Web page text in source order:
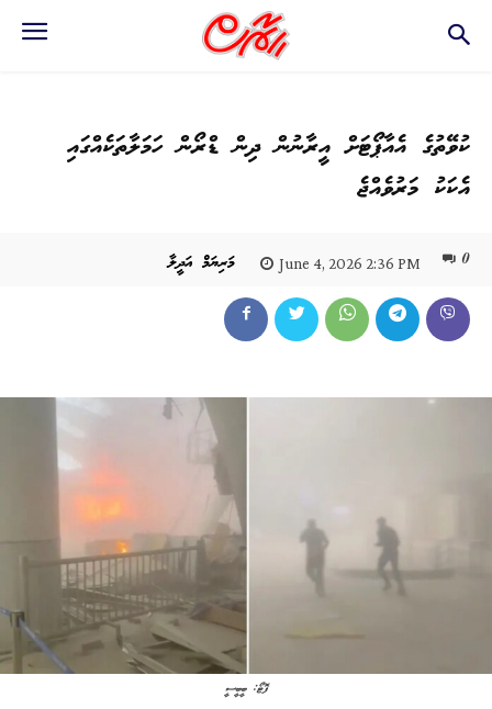
ކުވޭތުގެ އެއާޕޯޓަށް އީރާނުން ދިން ޑްރޯން ހަމަލާތަކެއްގައި
އެކަކު މަރުވެއްޖެ
މަރިޔަމް އަދީލާ June 4, 2026 2:36 PM 0
ފޮޓޯ: ބީބީސީ